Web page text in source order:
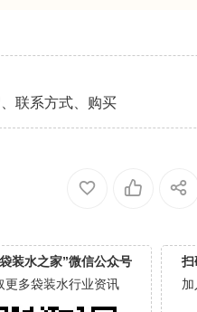
联系方式、购买
装水之家”微信公众号
更多袋装水行业资讯
扫